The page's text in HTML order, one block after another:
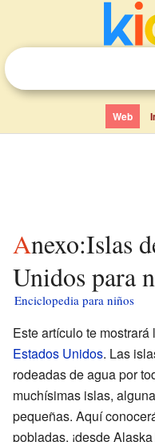
Web
Anexo:Islas de los Estados
Unidos para
Enciclopedia para niños
Este artículo te
Estados Unidos. Las
rodeadas de agua por
muchísimas islas,
pequeñas. Aquí
pobladas, ¡desde